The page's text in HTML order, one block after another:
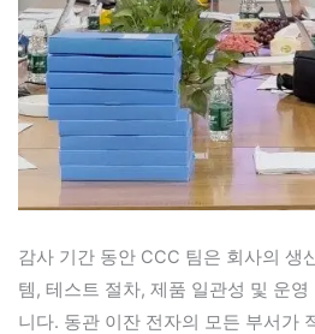
감사 기간 동안 CCC 팀은 회사의 생
템, 테스트 절차, 제품 일관성 및 운
니다. 동관 이잔 전자의 모든 부서가